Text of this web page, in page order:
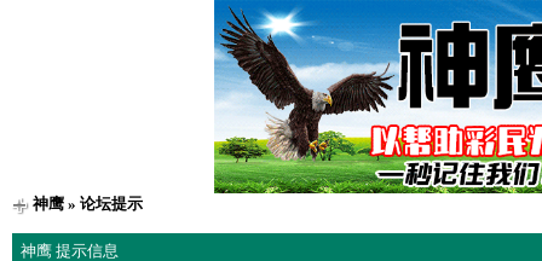
神鹰» 论坛提示
神鹰 提示信息